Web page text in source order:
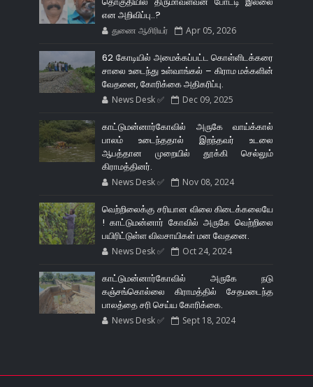
என அறிவிப்பு..?
துணை ஆசிரியர் Apr 05, 2026
62 கோடியில் அமைக்கப்பட்ட கொள்ளிடக்கரை
சாலை உடைந்து உள்வாங்கல் – கிராம மக்களின்
வேதனை, கோரிக்கை அதிகரிப்பு.
News Desk ✅ Dec 09, 2025
காட்டுமன்னார்கோவில் அருகே வாய்க்கால்
பாலம் உடைந்ததால் இறந்தவர் உடலை
ஆபத்தான முறையில் தூக்கி செல்லும்
கிராமத்தினர்.
News Desk ✅ Nov 08, 2024
வெற்றிலைக்கு சரியான விலை கிடைக்கலையே
! காட்டுமன்னார் கோவில் அருகே வெற்றிலை
பயிரிட்டுள்ள விவசாயிகள் மன வேதனை.
News Desk ✅ Oct 24, 2024
காட்டுமன்னார்கோவில் அருகே நடு
கஞ்சங்கொல்லை கிராமத்தில் சேதமடைந்த
பாலத்தை சரி செய்ய கோரிக்கை.
News Desk ✅ Sept 18, 2024